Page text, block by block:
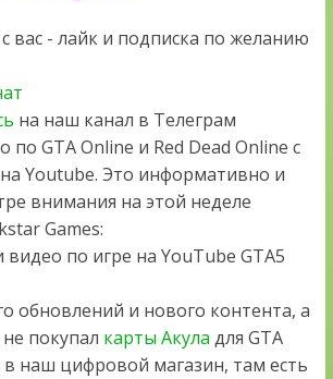
вас - лайк и подписка по желанию
на наш канал в Телеграм
по GTA Online и Red Dead Online с
Youtube. Это информативно и
внимания на этой неделе
Games:
по игре на YouTube GTA5
обновлений и нового контента, а
покупал карты Акула для GTA
в наш цифровой магазин, там есть